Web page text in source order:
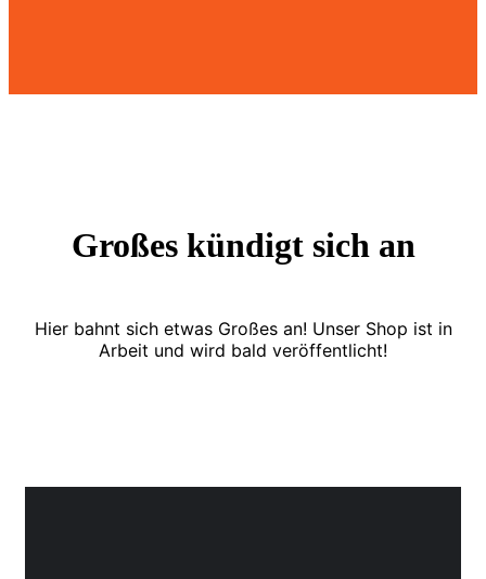
Großes kündigt sich an
Hier bahnt sich etwas Großes an! Unser Shop ist in
Arbeit und wird bald veröffentlicht!